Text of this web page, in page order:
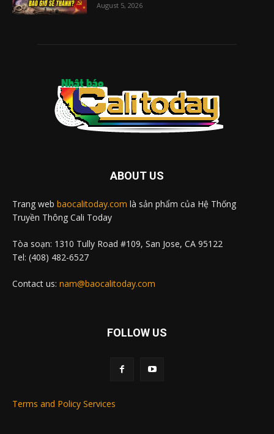
August 5, 2026
ABOUT US
Trang web baocalitoday.com là sản phẩm của Hệ Thống
Truyền Thông Cali Today
Tòa soạn: 1310 Tully Road #109, San Jose, CA 95122
Tel: (408) 482-6527
Contact us: nam@baocalitoday.com
FOLLOW US
Terms and Policy Services